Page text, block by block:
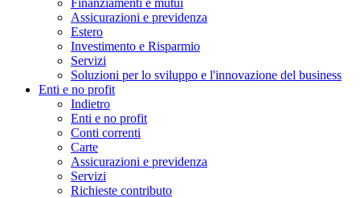
Finanziamenti e mutui
Assicurazioni e previdenza
Estero
Investimento e Risparmio
Servizi
Soluzioni per lo sviluppo e l'innovazione del business
Enti e no profit
Indietro
Enti e no profit
Conti correnti
Carte
Assicurazioni e previdenza
Servizi
Richieste contributo